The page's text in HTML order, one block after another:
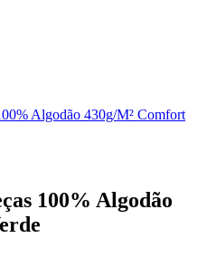
Algodão 430g/M² Comfort
100% Algodão